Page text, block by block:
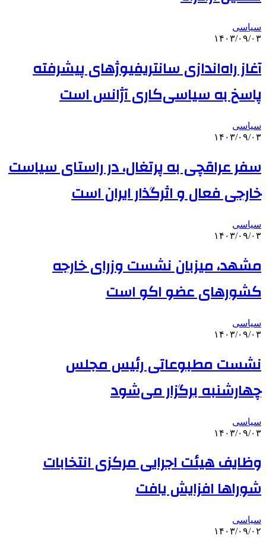
سیاسی
۱۴۰۳/۰۹/۰۳
آغاز راه‌اندازی سانتریفیوژهای پیشرفته
پاسخ به سیاسی‌کاری آژانس است
سیاسی
۱۴۰۳/۰۹/۰۳
سفر عراقچی به پرتغال، در راستای سیاست
خارجی فعال و اثرگذار ایران است
سیاسی
۱۴۰۳/۰۹/۰۳
مشهد، میزبان نشست وزرای خارجه
کشورهای عضو اکو است
سیاسی
۱۴۰۳/۰۹/۰۳
نشست مطبوعاتی رئیس مجلس
چهارشنبه برگزار می‌شود
سیاسی
۱۴۰۳/۰۹/۰۳
وظایف هیئت اجرایی مرکزی انتخابات
شوراها افزایش یافت
سیاسی
۱۴۰۳/۰۹/۰۲